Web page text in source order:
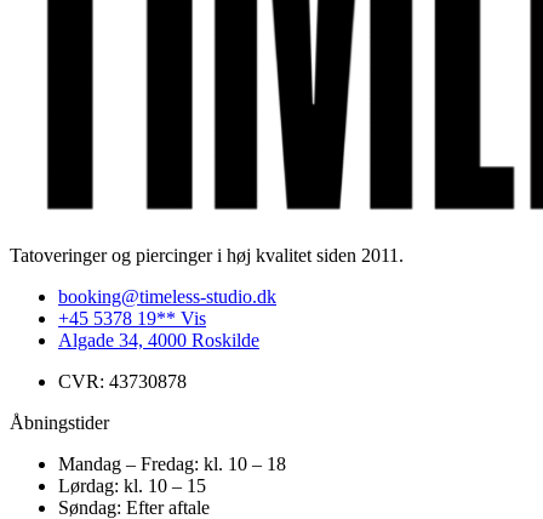
Tatoveringer og piercinger i høj kvalitet siden 2011.
booking@timeless-studio.dk
+45 5378 19** Vis
Algade 34, 4000 Roskilde
CVR: 43730878
Åbningstider
Mandag – Fredag: kl. 10 – 18
Lørdag: kl. 10 – 15
Søndag: Efter aftale